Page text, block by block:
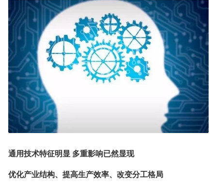
通用技术特征明显 多重影响已然显现
优化产业结构、提高生产效率、改变分工格局